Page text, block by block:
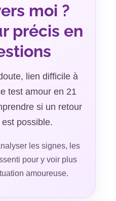
moi ?
précis en
lien difficile à
test amour en 21
si un retour
possible.
les signes, les
pour y voir plus
amoureuse.